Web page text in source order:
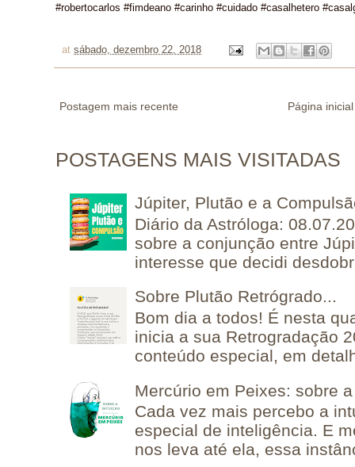
#robertocarlos #fimdeano #carinho #cuidado #casalhetero
at sábado, dezembro 22, 2018
Postagem mais recente Página inicial
POSTAGENS MAIS VISITADAS
Júpiter, Plutão e a
Diário da Astróloga:
sobre a conjunção entre
interesse que decidi
Sobre Plutão Retrógrado...
Bom dia a todos! É nesta
inicia a sua Retrogradação
conteúdo especial, em
Mercúrio em Peixes: sobre
Cada vez mais percebo a
especial de inteligência. E
nos leva até ela, essa